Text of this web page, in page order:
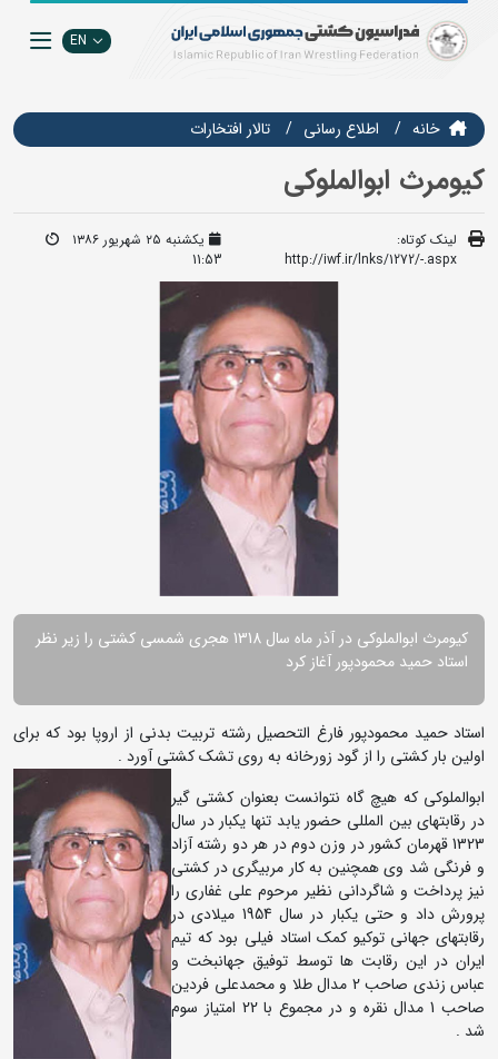
EN
خانه اطلاع رسانی تالار افتخارات
کیومرث ابوالملوکی
لینک کوتاه:
http://iwf.ir/lnks/1272/-.aspx
یکشنبه ۲۵ شهریور ۱۳۸۶
11:53
کیومرث ابوالملوکی در آذر ماه سال 1318 هجری شمسی کشتی را زیر نظر
استاد حمید محمودپور آغاز کرد
استاد حمید محمودپور فارغ التحصیل رشته تربیت بدنی از اروپا بود که برای
اولین بار کشتی را از گود زورخانه به روی تشک کشتی آورد .
ابوالملوکی که هیچ گاه نتوانست بعنوان کشتی گیر
در رقابتهای بین المللی حضور یابد تنها یکبار در سال
1323 قهرمان کشور در وزن دوم در هر دو رشته آزاد
و فرنگی شد وی همچنین به کار مربیگری در کشتی
نیز پرداخت و شاگردانی نظیر مرحوم علی غفاری را
پرورش داد و حتی یکبار در سال 1954 میلادی در
رقابتهای جهانی توکیو کمک استاد فیلی بود که تیم
ایران در این رقابت ها توسط توفیق جهانبخت و
عباس زندی صاحب 2 مدال طلا و محمدعلی فردین
صاحب 1 مدال نقره و در مجموع با 22 امتیاز سوم
شد .